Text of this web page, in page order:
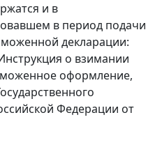
и в
в период подачи
декларации:
о взимании
оформление,
Федерации от